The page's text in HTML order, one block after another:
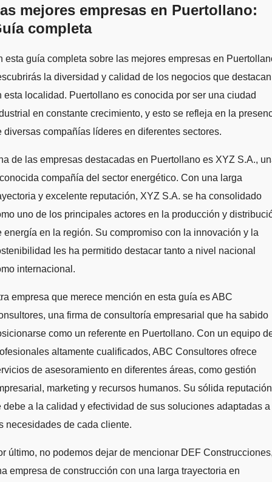
mejores empresas en Puertollano:
completa
la diversidad y calidad de los negocios que destacan
esta localidad. Puertollano es conocida por ser una ciudad
en constante crecimiento, y esto se refleja en la
diversas compañías líderes en diferentes sectores.
de las empresas destacadas en Puertollano es XYZ S.A.,
compañía del sector energético. Con una larga
y excelente reputación, XYZ S.A. se ha consolidado
uno de los principales actores en la producción y
energía en la región. Su compromiso con la innovación y la
les ha permitido destacar tanto a nivel nacional
internacional.
empresa que merece mención en esta guía es ABC
una firma de consultoría empresarial que ha sabido
como un referente en Puertollano. Con un equipo
altamente cualificados, ABC Consultores ofrece
de asesoramiento en diferentes áreas, como gestión
marketing y recursos humanos. Su sólida reputación
debe a la calidad y efectividad de sus soluciones adaptadas a
necesidades de cada cliente.
último, no podemos dejar de mencionar DEF
empresa de construcción con una larga trayectoria en